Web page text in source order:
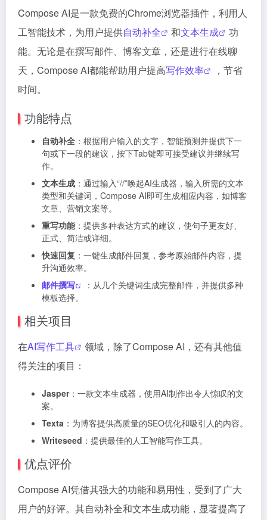
Compose AI是一款免费的Chrome浏览器插件，利用人
工智能技术，为用户提供自动补全 和文本生成
功
能。无论是在撰写邮件、博客文章，还是进行在线聊
天，Compose AI都能帮助用户提高写作效率
，节省
时间。
功能特点
自动补全 ：根据用户输入的文字，智能预测并提供下一
句或下一段的建议，按下Tab键即可接受建议并继续写
作。
文本生成 ：通过输入“//”唤起AI生成器，输入所需的文本
类型和关键词，Compose AI即可生成相应内容，如博客
文章、营销文案等。
重写功能：提供多种表达方式的建议，使句子更友好、
正式、简洁或详细。
快速回复 ：一键生成邮件回复，参考原始邮件内容，提
升沟通效率。
邮件撰写
：从几个关键词生成完整邮件，并提供多种
模板选择。
相关项目
在AI写作工具
领域，除了Compose AI，还有其他值
得关注的项目：
Jasper：一款文本生成器，使用AI制作出令人惊叹的文
案。
Texta ：为博客提供高质量的SEO优化和吸引人的内容。
Writeseed ：提供最佳的人工智能写作工具。
优点评价
Compose AI凭借其强大的功能和易用性，受到了广大
用户的好评。其自动补全和文本生成功能，显著提高了